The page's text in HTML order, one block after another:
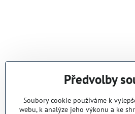
Předvolby
Soubory cookie používáme k
webu, k analýze jeho výkonu a ke